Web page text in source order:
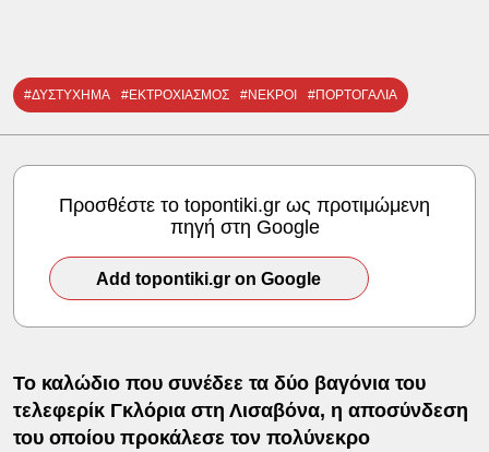
#ΔΥΣΤΥΧΗΜΑ #ΕΚΤΡΟΧΙΑΣΜΟΣ #ΝΕΚΡΟΙ #ΠΟΡΤΟΓΑΛΙΑ
Προσθέστε το topontiki.gr ως προτιμώμενη
πηγή στη Google
Add topontiki.gr on Google
Το καλώδιο που συνέδεε τα δύο βαγόνια του
τελεφερίκ Γκλόρια στη Λισαβόνα, η αποσύνδεση
του οποίου προκάλεσε τον πολύνεκρο